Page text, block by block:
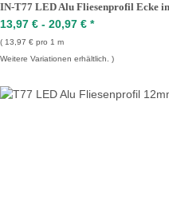
IN-T77 LED Alu Fliesenprofil Ecke
13,97 € - 20,97 € *
13,97 € pro 1 m
Weitere Variationen erhältlich.